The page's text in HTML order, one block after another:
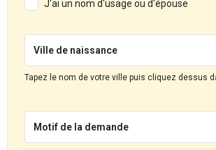
J'ai un nom d'usage ou d'épouse
Ville de naissance
Tapez le nom de votre ville puis cliquez dessus
Motif de la demande